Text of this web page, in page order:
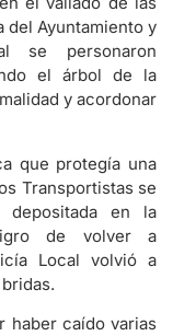
del Ayuntamiento y
se personaron
el árbol de la
y acordonar
que protegía una
Transportistas se
depositada en la
de volver a
Local volvió a
haber caído varias